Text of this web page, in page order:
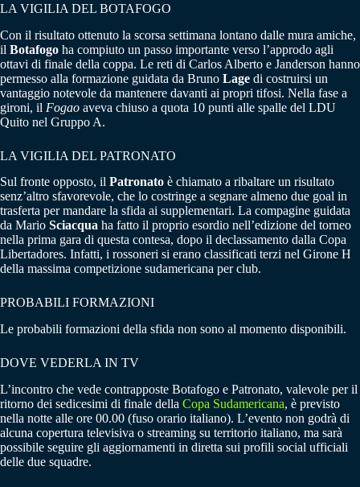
LA VIGILIA DEL BOTAFOGO
Con il risultato ottenuto la scorsa settimana lontano dalle mura amiche,
il Botafogo ha compiuto un passo importante verso l’approdo agli
ottavi di finale della coppa. Le reti di Carlos Alberto e Janderson hanno
permesso alla formazione guidata da Bruno Lage di costruirsi un
vantaggio notevole da mantenere davanti ai propri tifosi. Nella fase a
gironi, il Fogao aveva chiuso a quota 10 punti alle spalle del LDU
Quito nel Gruppo A.
LA VIGILIA DEL PATRONATO
Sul fronte opposto, il Patronato è chiamato a ribaltare un risultato
senz’altro sfavorevole, che lo costringe a segnare almeno due goal in
trasferta per mandare la sfida ai supplementari. La compagine guidata
da Mario Sciacqua ha fatto il proprio esordio nell’edizione del torneo
nella prima gara di questa contesa, dopo il declassamento dalla Copa
Libertadores. Infatti, i rossoneri si erano classificati terzi nel Girone H
della massima competizione sudamericana per club.
PROBABILI FORMAZIONI
Le probabili formazioni della sfida non sono al momento disponibili.
DOVE VEDERLA IN TV
L’incontro che vede contrapposte Botafogo e Patronato, valevole per il
ritorno dei sedicesimi di finale della Copa Sudamericana, è previsto
nella notte alle ore 00.00 (fuso orario italiano). L’evento non godrà di
alcuna copertura televisiva o streaming su territorio italiano, ma sarà
possibile seguire gli aggiornamenti in diretta sui profili social ufficiali
delle due squadre.